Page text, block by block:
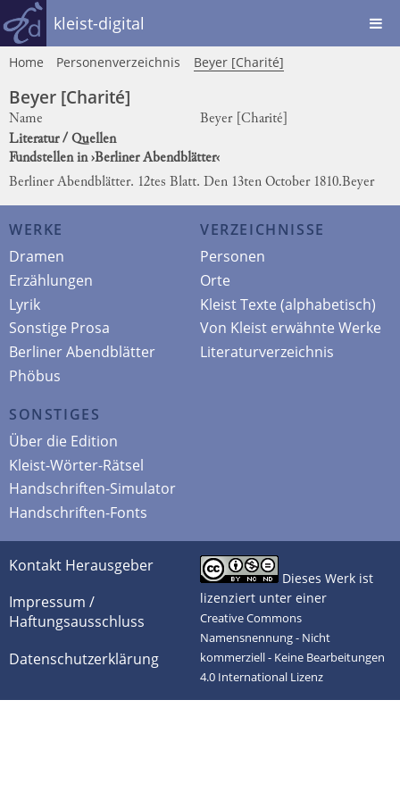
kleist-digital
Home Personenverzeichnis Beyer [Charité]
Beyer [Charité]
Name
Beyer [Charité]
Literatur / Quellen
Fundstellen in ›Berliner Abendblätter‹
Berliner Abendblätter. 12tes Blatt. Den 13ten October 1810.Beyer
WERKE
Dramen
Erzählungen
Lyrik
Sonstige Prosa
Berliner Abendblätter
Phöbus
VERZEICHNISSE
Personen
Orte
Kleist Texte (alphabetisch)
Von Kleist erwähnte Werke
Literaturverzeichnis
SONSTIGES
Über die Edition
Kleist-Wörter-Rätsel
Handschriften-Simulator
Handschriften-Fonts
Kontakt Herausgeber
Impressum /
Haftungsausschluss
Datenschutzerklärung
Dieses Werk ist
lizenziert unter einer
Creative Commons
Namensnennung - Nicht
kommerziell - Keine Bearbeitungen
4.0 International Lizenz